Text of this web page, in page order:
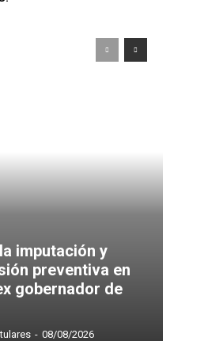
imputación y
preventiva en
gobernador de
- 08/08/2026